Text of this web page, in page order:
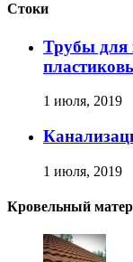
Стоки
Трубы для
1 июля, 2019
1 июля, 2019
Кровельный